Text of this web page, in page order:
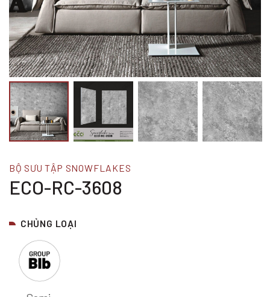
BỘ SƯU TẬP SNOWFLAKES
ECO-RC-3608
CHỦNG LOẠI